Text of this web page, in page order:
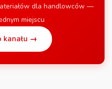
dla handlowców —
miejscu
kanału →